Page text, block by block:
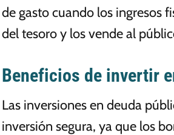
de gasto cuando los ingresos
del tesoro y los vende al
Beneficios de invertir
Las inversiones en deuda
inversión segura, ya que los